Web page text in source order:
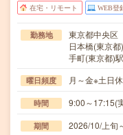
在宅・リモート WEB登
勤務地
東京都中央区
日本橋(東京
手町(東京都)
曜日頻度 月～金※土日休
時間 9:00～17:15(
期間 2026/10/上旬